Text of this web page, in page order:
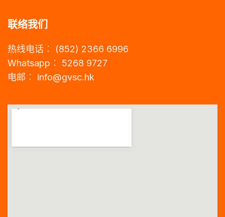
联络我们
热线电话︰ (852) 2366 6996
Whatsapp︰ 5268 9727
电邮︰ info@gvsc.hk